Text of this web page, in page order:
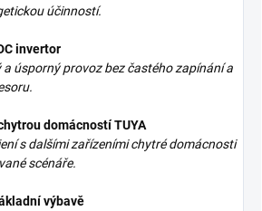
účinností.
invertor
a úsporný provoz bez častého zapínání a
domácností TUYA
s dalšími zařízeními chytré domácnosti
scénáře.
výbavě